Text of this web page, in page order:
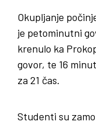
Okupljanje
je petominutni
krenulo ka
govor, te 16
za 21 čas.
Studenti su